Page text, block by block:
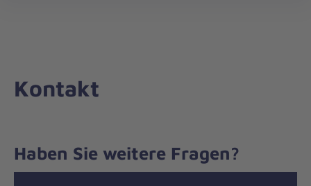
zum
Kontakt
Haben Sie weitere Fragen?